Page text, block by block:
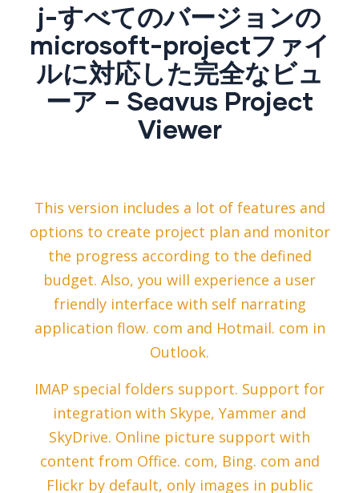
j-すべてのバージョンの
microsoft-projectファイ
ルに対応した完全なビュ
ーア – Seavus Project
Viewer
This version includes a lot of features and
options to create project plan and monitor
the progress according to the defined
budget. Also, you will experience a user
friendly interface with self narrating
application flow. com and Hotmail. com in
Outlook.
IMAP special folders support. Support for
integration with Skype, Yammer and
SkyDrive. Online picture support with
content from Office. com, Bing. com and
Flickr by default, only images in public